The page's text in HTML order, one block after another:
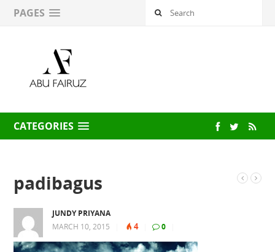
PAGES
CATEGORIES
padibagus
JUNDY PRIYANA
MARCH 10, 2015
4 0